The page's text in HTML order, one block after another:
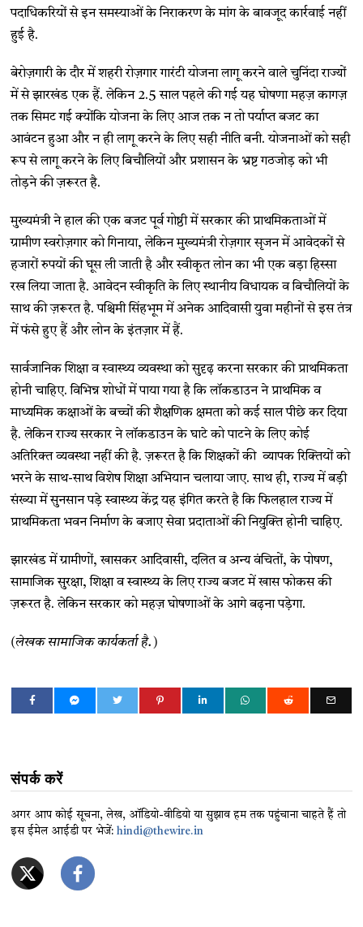
पदाधिकरियों से इन समस्याओं के निराकरण के मांग के बावजूद कार्रवाई नहीं
हुई है.
बेरोज़गारी के दौर में शहरी रोज़गार गारंटी योजना लागू करने वाले चुनिंदा राज्यों
में से झारखंड एक हैं. लेकिन 2.5 साल पहले की गई यह घोषणा महज़ कागज़
तक सिमट गई क्योंकि योजना के लिए आज तक न तो पर्याप्त बजट का
आवंटन हुआ और न ही लागू करने के लिए सही नीति बनी. योजनाओं को सही
रूप से लागू करने के लिए बिचौलियों और प्रशासन के भ्रष्ट गठजोड़ को भी
तोड़ने की ज़रूरत है.
मुख्यमंत्री ने हाल की एक बजट पूर्व गोष्ठी में सरकार की प्राथमिकताओं में
ग्रामीण स्वरोज़गार को गिनाया, लेकिन मुख्यमंत्री रोज़गार सृजन में आवेदकों से
हजारों रुपयों की घूस ली जाती है और स्वीकृत लोन का भी एक बड़ा हिस्सा
रख लिया जाता है. आवेदन स्वीकृति के लिए स्थानीय विधायक व बिचौलियों के
साथ की ज़रूरत है. पश्चिमी सिंहभूम में अनेक आदिवासी युवा महीनों से इस तंत्र
में फंसे हुए हैं और लोन के इंतज़ार में हैं.
सार्वजानिक शिक्षा व स्वास्थ्य व्यवस्था को सुदृढ़ करना सरकार की प्राथमिकता
होनी चाहिए. विभिन्न शोधों में पाया गया है कि लॉकडाउन ने प्राथमिक व
माध्यमिक कक्षाओं के बच्चों की शैक्षणिक क्षमता को कई साल पीछे कर दिया
है. लेकिन राज्य सरकार ने लॉकडाउन के घाटे को पाटने के लिए कोई
अतिरिक्त व्यवस्था नहीं की है. ज़रूरत है कि शिक्षकों की व्यापक रिक्तियों को
भरने के साथ-साथ विशेष शिक्षा अभियान चलाया जाए. साथ ही, राज्य में बड़ी
संख्या में सुनसान पड़े स्वास्थ्य केंद्र यह इंगित करते है कि फिलहाल राज्य में
प्राथमिकता भवन निर्माण के बजाए सेवा प्रदाताओं की नियुक्ति होनी चाहिए.
झारखंड में ग्रामीणों, खासकर आदिवासी, दलित व अन्य वंचितों, के पोषण,
सामाजिक सुरक्षा, शिक्षा व स्वास्थ्य के लिए राज्य बजट में खास फोकस की
ज़रूरत है. लेकिन सरकार को महज़ घोषणाओं के आगे बढ़ना पड़ेगा.
(लेखक सामाजिक कार्यकर्ता है.)
संपर्क करें
अगर आप कोई सूचना, लेख, ऑडियो-वीडियो या सुझाव हम तक पहुंचाना चाहते हैं तो
इस ईमेल आईडी पर भेजें:hindi@thewire.in